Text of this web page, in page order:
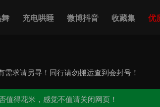
充电哄睡 微博抖音 收藏集 优
求请另寻！同行请勿搬运查到会封号！
值得花米，感觉不值请关闭网页！